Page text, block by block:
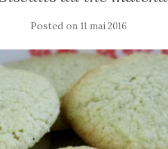
Posted on 11 mai 2016